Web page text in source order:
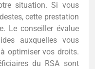
situation. Si vous
cette prestation
Le conseiller évalue
auxquelles vous
optimiser vos droits.
du RSA sont